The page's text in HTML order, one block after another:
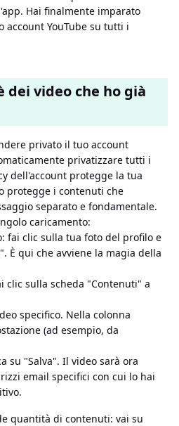
Hai finalmente imparato
account YouTube su tutti i
dei video che ho già
privato il tuo account
privatizzare tutti i
dell'account protegge la tua
protegge i contenuti che
separato e fondamentale.
caricamento:
fai clic sulla tua foto del profilo e
È qui che avviene la magia della
clic sulla scheda "Contenuti" a
specifico. Nella colonna
(ad esempio, da
su "Salva". Il video sarà ora
email specifici con cui lo hai
quantità di contenuti: vai su